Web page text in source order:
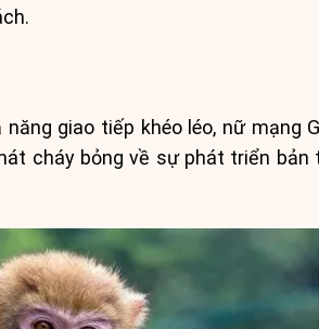
giao tiếp khéo léo, nữ mạng
cháy bỏng về sự phát triển